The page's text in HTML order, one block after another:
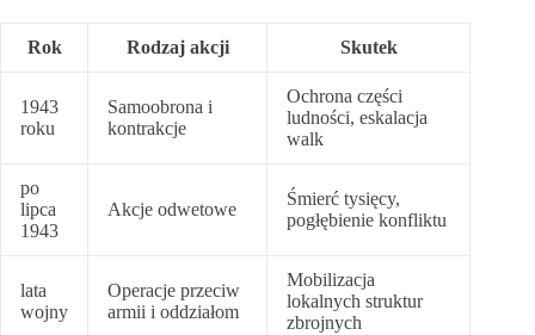
Rok Rodzaj akcji Skutek
1943
roku
Samoobrona i
kontrakcje
Ochrona części
ludności, eskalacja
walk
po
lipca
1943
Akcje odwetowe
Śmierć tysięcy,
pogłębienie konfliktu
lata
wojny
Operacje przeciw
armii i oddziałom
Mobilizacja
lokalnych struktur
zbrojnych